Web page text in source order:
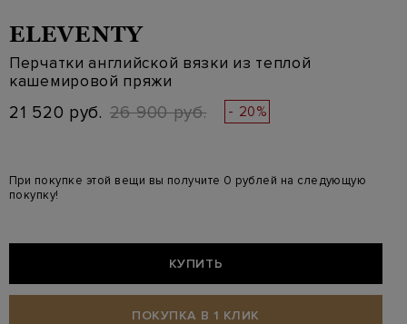
ELEVENTY
Перчатки английской вязки из теплой
кашемировой пряжи
21 520 руб. 26 900 руб. - 20%
При покупке этой вещи вы получите 0 рублей на следующую
покупку!
КУПИТЬ
ПОКУПКА В 1 КЛИК